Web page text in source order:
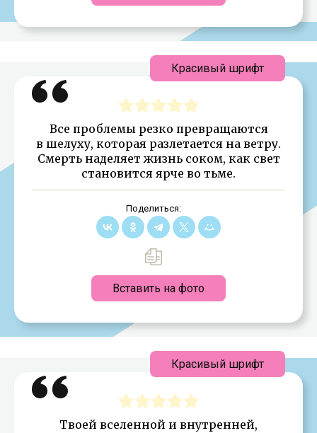
Все проблемы резко превращаются
в шелуху, которая разлетается на ветру.
Смерть наделяет жизнь соком, как свет
становится ярче во тьме.
Поделиться:
Вставить на фото
Красивый шрифт
Твоей вселенной и внутренней,
Красивый шрифт